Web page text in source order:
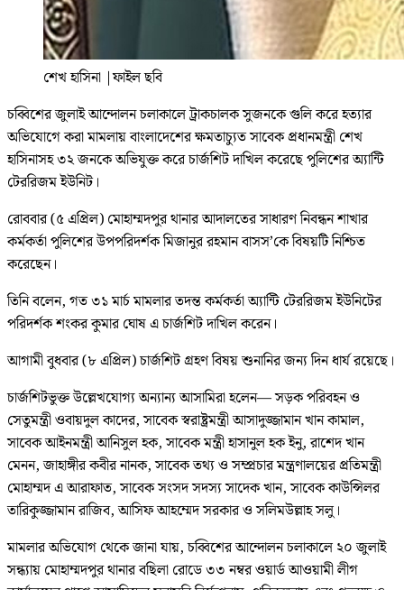
শেখ হাসিনা |ফাইল ছবি
চব্বিশের জুলাই আন্দোলন চলাকালে ট্রাকচালক সুজনকে গুলি করে হত্যার
অভিযোগে করা মামলায় বাংলাদেশের ক্ষমতাচ্যুত সাবেক প্রধানমন্ত্রী শেখ
হাসিনাসহ ৩২ জনকে অভিযুক্ত করে চার্জশিট দাখিল করেছে পুলিশের অ্যান্টি
টেররিজম ইউনিট।
রোববার (৫ এপ্রিল) মোহাম্মদপুর থানার আদালতের সাধারণ নিবন্ধন শাখার
কর্মকর্তা পুলিশের উপপরিদর্শক মিজানুর রহমান বাসস’কে বিষয়টি নিশ্চিত
করেছেন।
তিনি বলেন, গত ৩১ মার্চ মামলার তদন্ত কর্মকর্তা অ্যান্টি টেররিজম ইউনিটের
পরিদর্শক শংকর কুমার ঘোষ এ চার্জশিট দাখিল করেন।
আগামী বুধবার (৮ এপ্রিল) চার্জশিট গ্রহণ বিষয় শুনানির জন্য দিন ধার্য রয়েছে।
চার্জশিটভুক্ত উল্লেখযোগ্য অন্যান্য আসামিরা হলেন— সড়ক পরিবহন ও
সেতুমন্ত্রী ওবায়দুল কাদের, সাবেক স্বরাষ্ট্রমন্ত্রী আসাদুজ্জামান খান কামাল,
সাবেক আইনমন্ত্রী আনিসুল হক, সাবেক মন্ত্রী হাসানুল হক ইনু, রাশেদ খান
মেনন, জাহাঙ্গীর কবীর নানক, সাবেক তথ্য ও সম্প্রচার মন্ত্রণালয়ের প্রতিমন্ত্রী
মোহাম্মদ এ আরাফাত, সাবেক সংসদ সদস্য সাদেক খান, সাবেক কাউন্সিলর
তারিকুজ্জামান রাজিব, আসিফ আহম্মেদ সরকার ও সলিমউল্লাহ সলু।
মামলার অভিযোগ থেকে জানা যায়, চব্বিশের আন্দোলন চলাকালে ২০ জুলাই
সন্ধ্যায় মোহাম্মদপুর থানার বছিলা রোডে ৩৩ নম্বর ওয়ার্ড আওয়ামী লীগ